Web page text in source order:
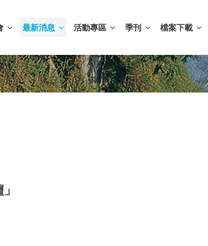
最新消息 活動專區 季刊 檔案下載